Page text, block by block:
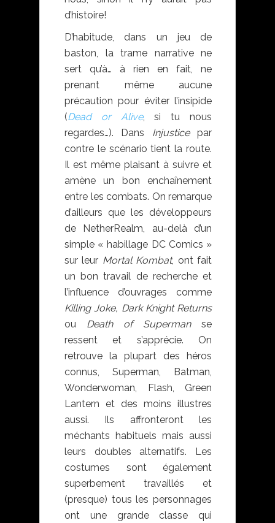
d’histoire!
D’habitude, dans un jeu de
baston, la trame narrative ne
sert qu’à… à rien en fait, ne
prenant même aucune
précaution pour éviter l’insipide
(Dead or Alive, si tu nous
regardes…). Dans Injusticepar
contre le scénario tient la route.
Il est même plaisant à suivre et
amène un bon enchaînement
entre les combats. On remarque
d’ailleurs que les développeurs
de NetherRealm, au-delà d’un
simple « habillage DC Comics »
sur leur Mortal Kombat, ont fait
un bon travail de recherche et
l’influence d’ouvrages comme
Killing Joke, Dark Knight Returns
ou Death of Supermanse
ressent et s’apprécie. On
retrouve la plupart des héros
connus, Superman, Batman,
Wonderwoman, Flash, Green
Lantern et des moins illustres
aussi. Ils affronteront les
méchants habituels mais aussi
leurs doubles alternatifs. Les
costumes sont également
superbement travaillés et
(presque) tous les personnages
ont une grande classe qui